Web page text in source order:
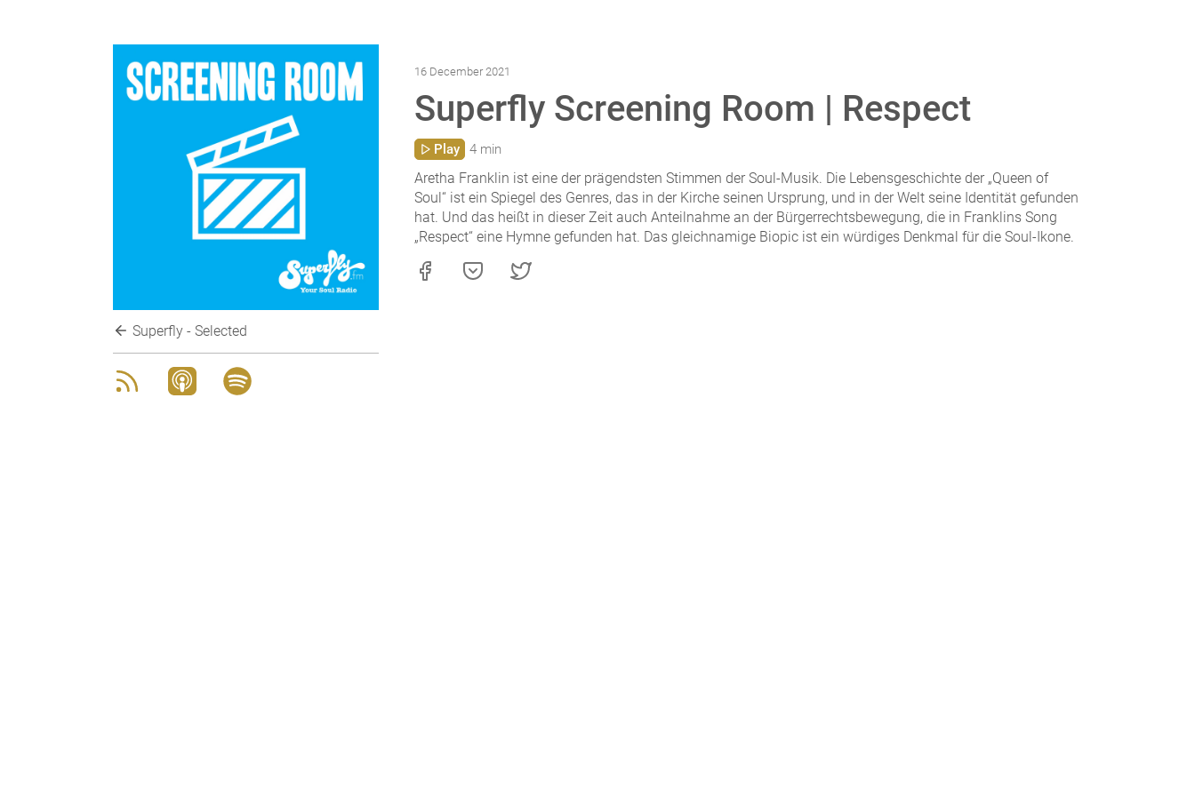
Superfly - Selected
16 December 2021
Superfly Screening Room | Respect
Play 4 min
Aretha Franklin ist eine der prägendsten Stimmen der Soul-Musik. Die Lebensgeschichte der „Queen of
Soul“ ist ein Spiegel des Genres, das in der Kirche seinen Ursprung, und in der Welt seine Identität gefunden
hat. Und das heißt in dieser Zeit auch Anteilnahme an der Bürgerrechtsbewegung, die in Franklins Song
„Respect“ eine Hymne gefunden hat. Das gleichnamige Biopic ist ein würdiges Denkmal für die Soul-Ikone.